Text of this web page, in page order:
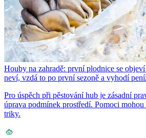
Houby na zahradě: první plodnice se
neví, vzdá to po první sezoně a vyhodí
Pro úspěch při pěstování hub je zásadní
úprava podmínek prostředí. Pomoci mohou
triky.